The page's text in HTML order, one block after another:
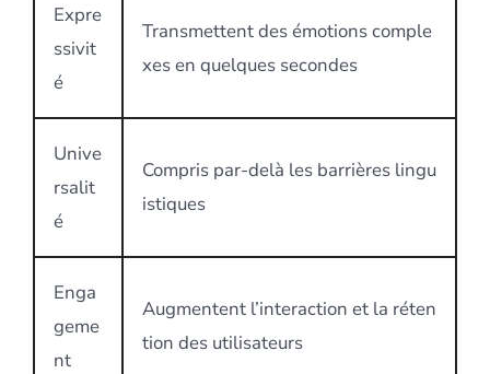
Expre
ssivit
é
Transmettent des émotions comple
xes en quelques secondes
Unive
rsalit
é
Compris par-delà les barrières lingu
istiques
Enga
geme
nt
Augmentent l’interaction et la réten
tion des utilisateurs